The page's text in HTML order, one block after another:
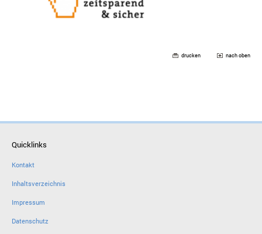
drucken nach oben
Quicklinks
Kontakt
Inhaltsverzeichnis
Impressum
Datenschutz